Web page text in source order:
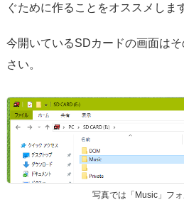
ぐために作ることをオススメしま
今開いているSDカードの画面は
さい。
写真では「Music」フ